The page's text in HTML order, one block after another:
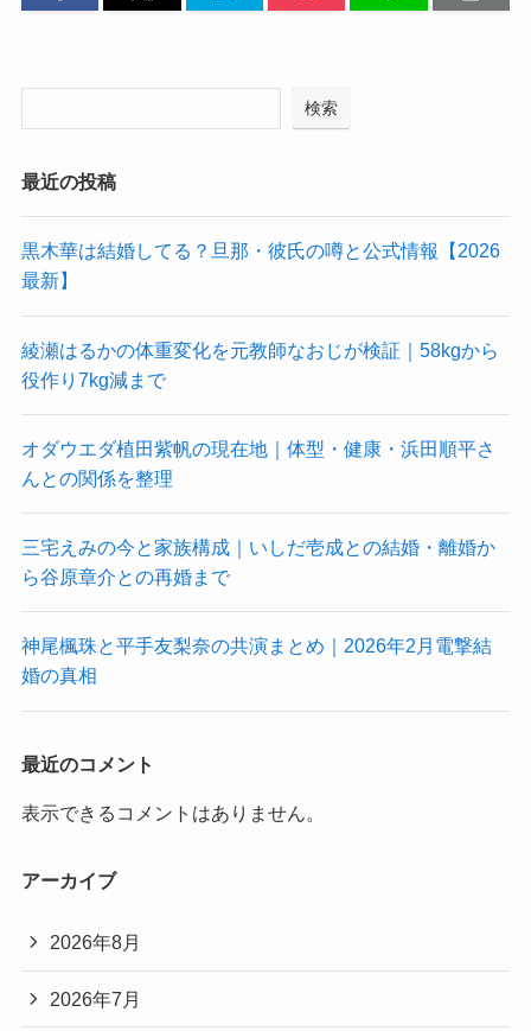
検索
最近の投稿
黒木華は結婚してる？旦那・彼氏の噂と公式情報【2026
最新】
綾瀬はるかの体重変化を元教師なおじが検証｜58kgから
役作り7kg減まで
オダウエダ植田紫帆の現在地｜体型・健康・浜田順平さ
んとの関係を整理
三宅えみの今と家族構成｜いしだ壱成との結婚・離婚か
ら谷原章介との再婚まで
神尾楓珠と平手友梨奈の共演まとめ｜2026年2月電撃結
婚の真相
最近のコメント
表示できるコメントはありません。
アーカイブ
2026年8月
2026年7月